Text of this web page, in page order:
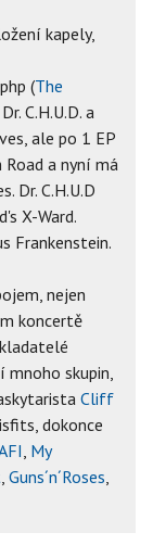
kapely,
(The
Dr. C.H.U.D. a
ale po 1 EP
a nyní má
Dr. C.H.U.D
X-Ward.
Frankenstein.
nejen
koncertě
skupin,
Cliff
dokonce
, My
, Guns´n´Roses,